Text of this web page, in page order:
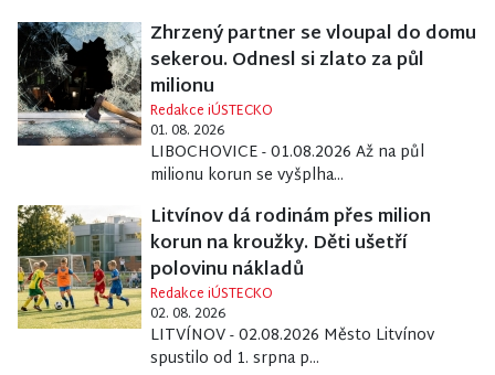
Zhrzený partner se vloupal do domu
sekerou. Odnesl si zlato za půl
milionu
Redakce iÚSTECKO
01. 08. 2026
LIBOCHOVICE - 01.08.2026 Až na půl
milionu korun se vyšplha...
Litvínov dá rodinám přes milion
korun na kroužky. Děti ušetří
polovinu nákladů
Redakce iÚSTECKO
02. 08. 2026
LITVÍNOV - 02.08.2026 Město Litvínov
spustilo od 1. srpna p...